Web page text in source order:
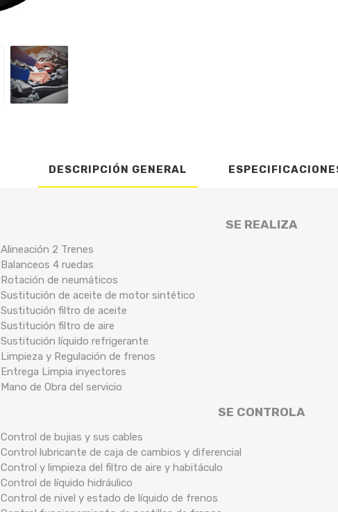
DESCRIPCIÓN GENERAL
SE REALIZA
Alineación 2 Trenes
Balanceos 4 ruedas
Rotación de neumáticos
Sustitución de aceite de motor sintético
Sustitución filtro de aceite
Sustitución filtro de aire
Sustitución líquido refrigerante
Limpieza y Regulación de frenos
Entrega Limpia inyectores
Mano de Obra del servicio
SE CONTROLA
Control de bujias y sus cables
Control lubricante de caja de cambios y diferencial
Control y limpieza del filtro de aire y habitáculo
Control de líquido hidráulico
Control de nivel y estado de líquido de frenos